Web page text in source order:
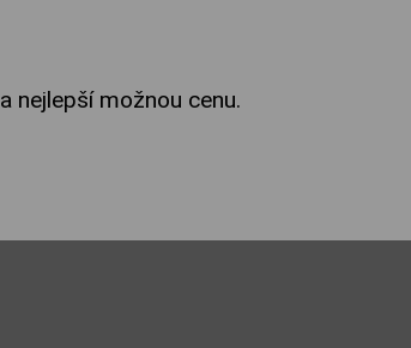
nejlepší možnou cenu.